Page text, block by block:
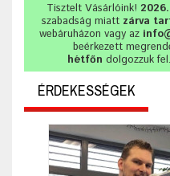
Tisztelt Vásárlóink!
szabadság miatt zárva
webáruházon vagy az
beérkezett
hétfőn dolgozzuk
ÉRDEKESSÉGEK